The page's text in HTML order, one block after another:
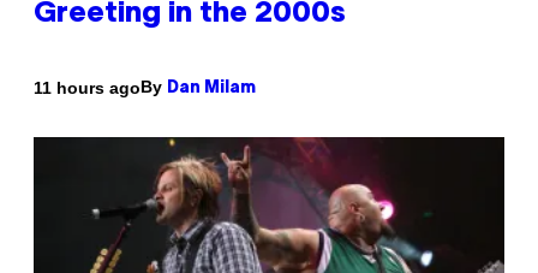
Greeting in the 2000s
11 hours agoBy Dan Milam